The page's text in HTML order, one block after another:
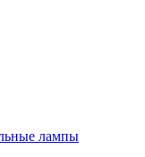
лампы